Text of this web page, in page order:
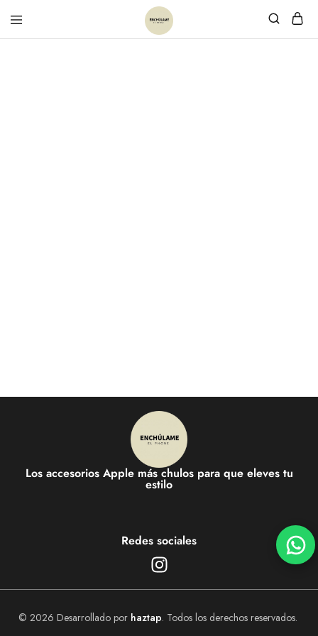
Los accesorios Apple más chulos para que eleves tu
estilo
Redes sociales
© 2026 Desarrollado por haztap. Todos los derechos reservados.